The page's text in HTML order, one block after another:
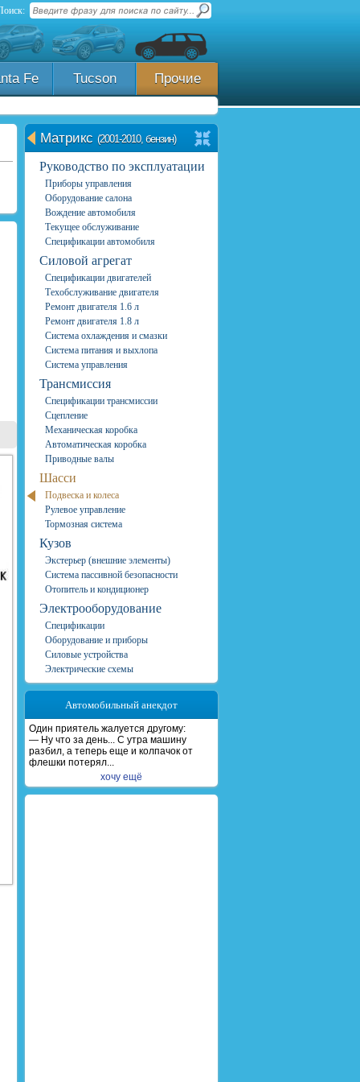
Fe Tucson Прочие
Матрикс (2001-2010, бензин)
Руководство по эксплуатации
Приборы управления
Оборудование салона
Вождение автомобиля
Текущее обслуживание
Спецификации автомобиля
Силовой агрегат
Спецификации двигателей
Техобслуживание двигателя
Ремонт двигателя 1.6 л
Ремонт двигателя 1.8 л
Система охлаждения и смазки
Система питания и выхлопа
Система управления
Трансмиссия
Спецификации трансмиссии
Сцепление
Механическая коробка
Автоматическая коробка
Приводные валы
Шасси
Подвеска и колеса
Рулевое управление
Тормозная система
Кузов
Экстерьер (внешние элементы)
Система пассивной безопасности
Отопитель и кондиционер
Электрооборудование
Спецификации
Оборудование и приборы
Силовые устройства
Электрические схемы
Автомобильный анекдот
Один приятель жалуется другому:
— Ну что за день... С утра машину
разбил, а теперь еще и колпачок от
флешки потерял...
хочу ещё